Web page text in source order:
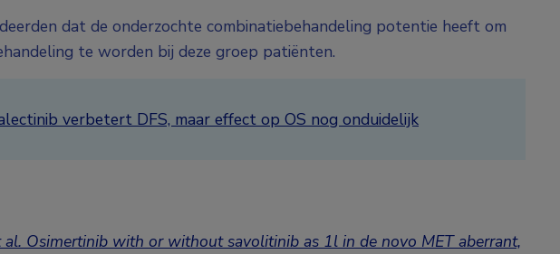
dat de onderzochte combinatiebehandeling potentie heeft om
te worden bij deze groep patiënten.
verbetert DFS, maar effect op OS nog onduidelijk
al. Osimertinib with or without savolitinib as 1l in de novo MET aberrant,